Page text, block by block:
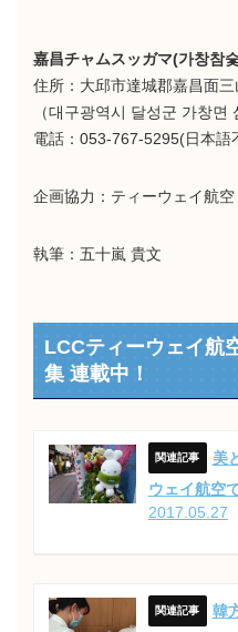
嘉昌チャムスッガマ(가창참숯
住所：大邱市達城郡嘉昌面
（대구광역시 달성군 가창면
電話：053-767-5295(日本語
企画協力：ティーウェイ航
執筆：五十嵐 貴文
LCCティーウェイ航
集 連載中！
美
ウェイ航空
2017.05.27
韓